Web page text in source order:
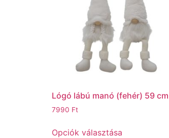
Lógó lábú manó (fehér) 59 cm
7990 Ft
Opciók választása